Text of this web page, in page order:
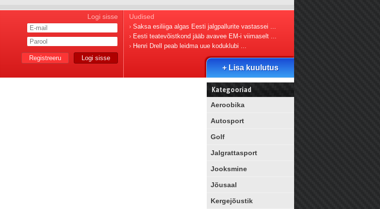
Logi sisse
Logi sisse
Registreeru
Uudised
› Saksa esiliiga algas Eesti jalgpallurite vastassei ...
› Eesti teatevõistkond jääb avavee EM-i viimaselt ...
› Henri Drell peab leidma uue koduklubi ...
+ Lisa kuulutus
Kategooriad
Aeroobika
Autosport
Golf
Jalgrattasport
Jooksmine
Jõusaal
Kergejõustik